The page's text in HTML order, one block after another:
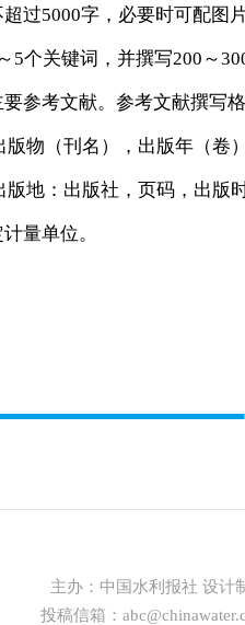
5000字，必要时可配图
关键词，并撰写200～
考文献。参考文献撰写
（刊名），出版年（卷
：出版社，页码，出版
量单位。
主办： 中国水利报社 设计
投稿信箱：